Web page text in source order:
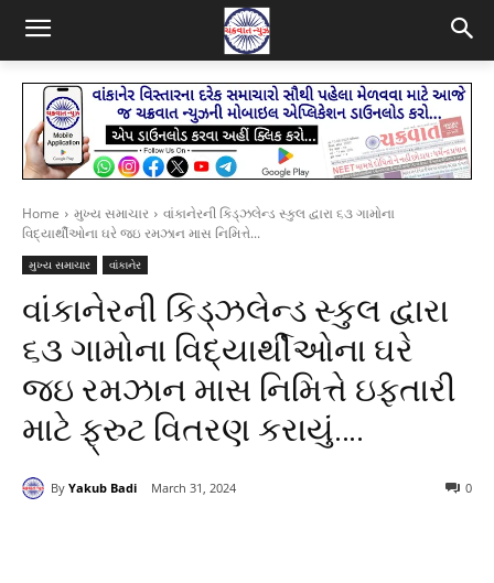
Home મુખ્ય સમાચાર
વાંકાનેરની કિડ્ઝલેન્ડ સ્કુલ દ્વારા ૬૩ ગામોના
વિદ્યાર્થીઓના ઘરે જઇ રમઝાન માસ નિમિત્તે...
મુખ્ય સમાચાર વાંકાનેર
વાંકાનેરની કિડ્ઝલેન્ડ સ્કુલ દ્વારા
૬૩ ગામોના વિદ્યાર્થીઓના ઘરે
જઇ રમઝાન માસ નિમિત્તે ઇફતારી
માટે ફ્રુટ વિતરણ કરાયું….
By Yakub Badi March 31, 2024 0